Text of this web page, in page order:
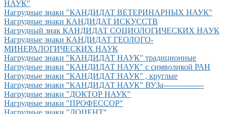
НАУК"
Нагрудные знаки "КАНДИДАТ ВЕТЕРИНАРНЫХ НАУК"
Нагрудные знаки КАНДИДАТ ИСКУССТВ
Нагрудный знак КАНДИДАТ СОЦИОЛОГИЧЕСКИХ НАУК
Нагрудные знаки КАНДИДАТ ГЕОЛОГО-
МИНЕРАЛОГИЧЕСКИХ НАУК
Нагрудные знаки "КАНДИДАТ НАУК" традиционные
Нагрудные знаки "КАНДИДАТ НАУК" с символикой РАН
Нагрудные знаки "КАНДИДАТ НАУК" , круглые
Нагрудные знаки "КАНДИДАТ НАУК" ВУЗа----------------
Нагрудные знаки "ДОКТОР НАУК"
Нагрудные знаки "ПРОФЕССОР"